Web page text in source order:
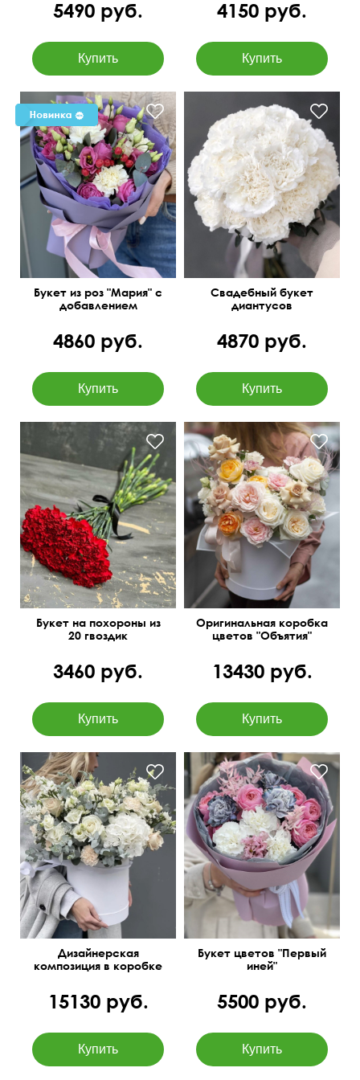
5490 руб. 4150 руб.
Букет из роз "Мария" с
добавлением
4860 руб.
Очень легкий, небольшой
букетик
Свадебный букет
диантусов
4870 руб.
Под черную ленту
Букет на похороны из
20 гвоздик
3460 руб.
Роза кустовая
пионовидная, диантусы,
эустома, гипсофила,
тишью, перья, оазис.
Оригинальная коробка
цветов "Объятия"
13430 руб.
Эустома, диантусы, розы,
эвкалипт baby blue,
статица
Дизайнерская
композиция в коробке
15130 руб.
С эустомой,
пионовидными розами
Остин, диантусами и
фисташкой.
Букет цветов "Первый
иней"
5500 руб.